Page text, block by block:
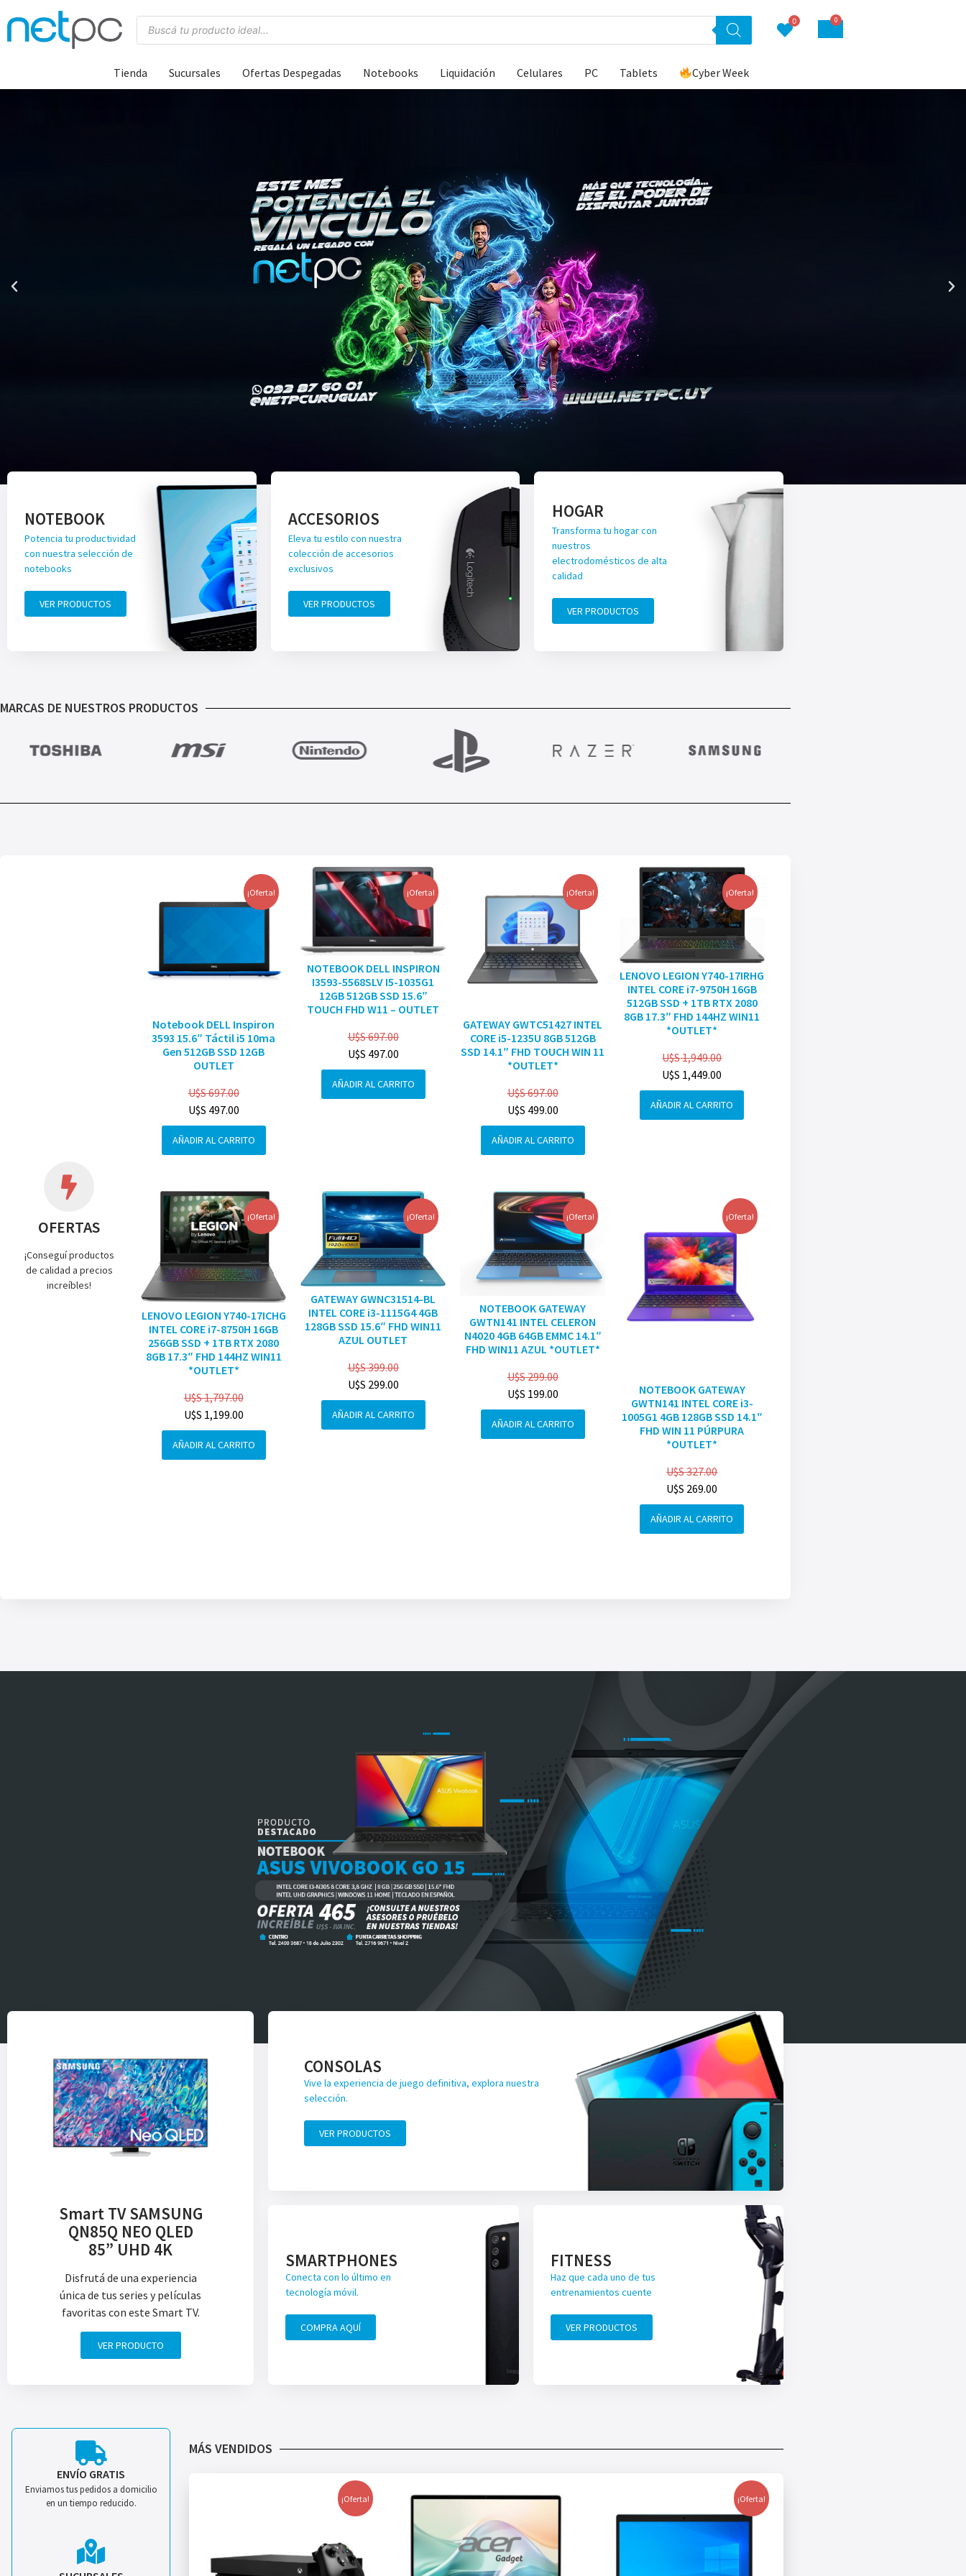
0 0
Tienda Sucursales Ofertas Despegadas Notebooks Liquidación Celulares PC Tablets Cyber Week
NOTEBOOK
Potencia tu productividad
con nuestra selección de
notebooks
VER PRODUCTOS
ACCESORIOS
Eleva tu estilo con nuestra
colección de accesorios
exclusivos
VER PRODUCTOS
HOGAR
Transforma tu hogar con
nuestros
electrodomésticos de alta
calidad
VER PRODUCTOS
MARCAS DE NUESTROS PRODUCTOS
OFERTAS
¡Conseguí productos
de calidad a precios
increíbles!
¡Oferta!
Notebook DELL Inspiron
3593 15.6″ Táctil i5 10ma
Gen 512GB SSD 12GB
OUTLET
U$S697.00
U$S 497.00
AÑADIR AL CARRITO
¡Oferta!
NOTEBOOK DELL INSPIRON
I3593-5568SLV I5-1035G1
12GB 512GB SSD 15.6″
TOUCH FHD W11 – OUTLET
U$S697.00
U$S 497.00
AÑADIR AL CARRITO
¡Oferta!
GATEWAY GWTC51427 INTEL
CORE i5-1235U 8GB 512GB
SSD 14.1″ FHD TOUCH WIN 11
*OUTLET*
U$S697.00
U$S 499.00
AÑADIR AL CARRITO
¡Oferta!
LENOVO LEGION Y740-17IRHG
INTEL CORE i7-9750H 16GB
512GB SSD + 1TB RTX 2080
8GB 17.3″ FHD 144HZ WIN11
*OUTLET*
U$S1,949.00
U$S 1,449.00
AÑADIR AL CARRITO
¡Oferta!
LENOVO LEGION Y740-17ICHG
INTEL CORE i7-8750H 16GB
256GB SSD + 1TB RTX 2080
8GB 17.3″ FHD 144HZ WIN11
*OUTLET*
U$S1,797.00
U$S 1,199.00
AÑADIR AL CARRITO
¡Oferta!
GATEWAY GWNC31514-BL
INTEL CORE i3-1115G4 4GB
128GB SSD 15.6″ FHD WIN11
AZUL OUTLET
U$S399.00
U$S 299.00
AÑADIR AL CARRITO
¡Oferta!
NOTEBOOK GATEWAY
GWTN141 INTEL CELERON
N4020 4GB 64GB EMMC 14.1″
FHD WIN11 AZUL *OUTLET*
U$S299.00
U$S 199.00
AÑADIR AL CARRITO
¡Oferta!
NOTEBOOK GATEWAY
GWTN141 INTEL CORE i3-
1005G1 4GB 128GB SSD 14.1″
FHD WIN 11 PÚRPURA
*OUTLET*
U$S327.00
U$S 269.00
AÑADIR AL CARRITO
Smart TV SAMSUNG
QN85Q NEO QLED
85” UHD 4K
Disfrutá de una experiencia
única de tus series y películas
favoritas con este Smart TV.
VER PRODUCTO
CONSOLAS
Vive la experiencia de juego definitiva, explora nuestra
selección.
VER PRODUCTOS
SMARTPHONES
Conecta con lo último en
tecnología móvil.
COMPRA AQUÍ
FITNESS
Haz que cada uno de tus
entrenamientos cuente
VER PRODUCTOS
ENVÍO GRATIS
Enviamos tus pedidos a domicilio
en un tiempo reducido.
MÁS VENDIDOS
¡Oferta! ¡Oferta!